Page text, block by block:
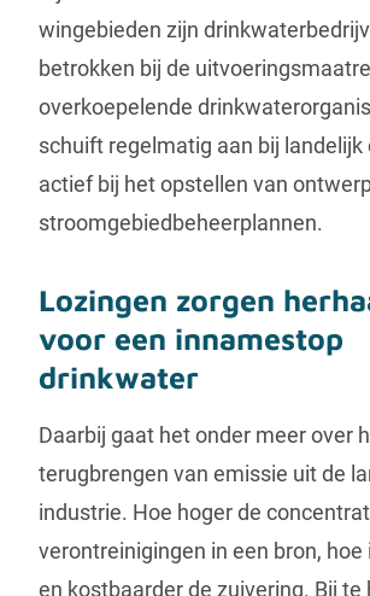
wingebieden zijn
betrokken bij de
overkoepelende
schuift regelmatig aan bij landelijk
actief bij het opstellen van
stroomgebiedbeheerplannen.
Lozingen zorgen
voor een innamestop
drinkwater
Daarbij gaat het onder meer over
terugbrengen van emissie uit de
industrie. Hoe hoger de
verontreinigingen in een bron,
en kostbaarder de zuivering. Bij te